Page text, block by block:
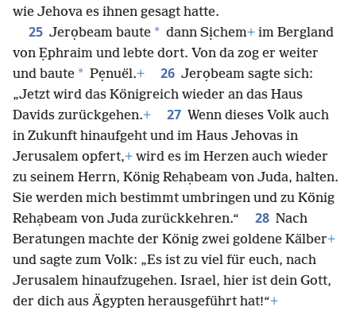
wie Jehova es ihnen gesagt hatte.
25 Jerọbeam baute * dann Sịchem+ im Bergland
von Ẹphraim und lebte dort. Von da zog er weiter
und baute * Pẹnuël.+ 26 Jerọbeam sagte sich:
„Jetzt wird das Königreich wieder an das Haus
Davids zurückgehen.+ 27 Wenn dieses Volk auch
in Zukunft hinaufgeht und im Haus Jehovas in
Jerusalem opfert,+ wird es im Herzen auch wieder
zu seinem Herrn, König Rehạbeam von Juda, halten.
Sie werden mich bestimmt umbringen und zu König
Rehạbeam von Juda zurückkehren.“
28 Nach
Beratungen machte der König zwei goldene Kälber+
und sagte zum Volk: „Es ist zu viel für euch, nach
Jerusalem hinaufzugehen. Israel, hier ist dein Gott,
der dich aus Ägypten herausgeführt hat!“+